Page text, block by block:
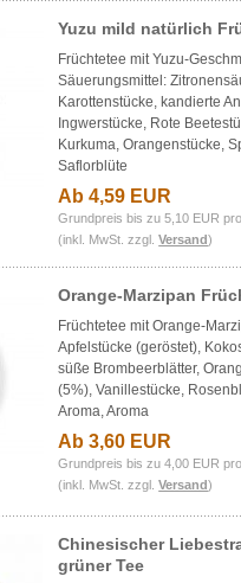
Yuzu mild natürlich
Früchtetee mit Yuzu-
Säuerungsmittel:
Karottenstücke, kandierte
Ingwerstücke, Rote
Kurkuma, Orangenstücke,
Saflorblüte
Ab 4,59 EUR
Grundpreis bis zu 5,10 EUR
(inkl. MwSt. zzgl.Versand)
Orange-Marzipan
Früchtetee mit Orange-
Apfelstücke (geröstet),
süße Brombeerblätter,
(5%), Vanillestücke,
Aroma, Aroma
Ab 3,60 EUR
Grundpreis bis zu 4,00 EUR
(inkl. MwSt. zzgl.Versand)
Chinesischer
grüner Tee